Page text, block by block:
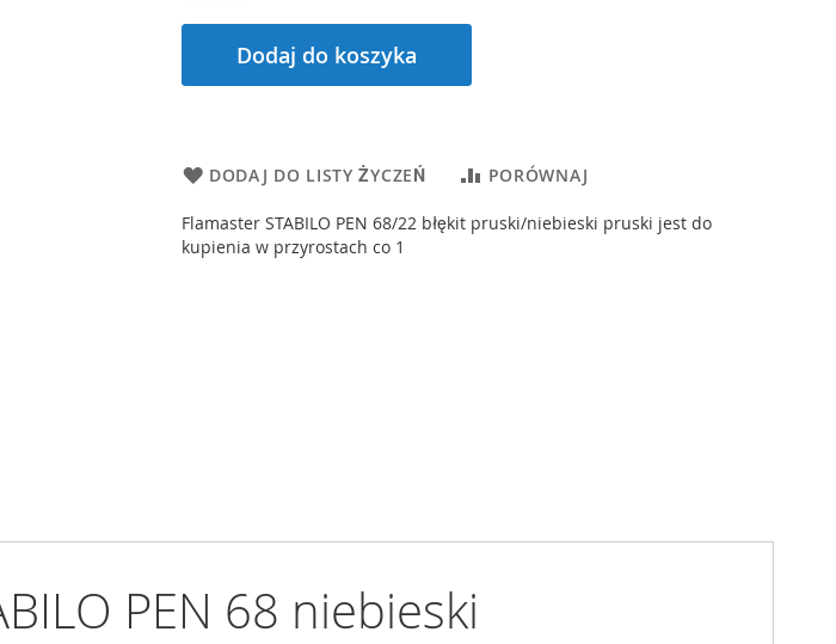
Dodaj do koszyka
DODAJ DO LISTY ŻYCZEŃ PORÓWNAJ
Flamaster STABILO PEN 68/22 błękit pruski/niebieski pruski jest do
kupienia w przyrostach co 1
PEN 68 niebieski